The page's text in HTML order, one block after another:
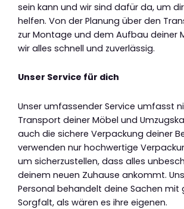
sein kann und wir sind dafür da, um
helfen. Von der Planung über den
zur Montage und dem Aufbau deiner
wir alles schnell und zuverlässig.
Unser Service für dich
Unser umfassender Service umfasst
Transport deiner Möbel und
auch die sichere Verpackung deiner
verwenden nur hochwertige
um sicherzustellen, dass alles
deinem neuen Zuhause ankommt.
Personal behandelt deine Sachen mit
Sorgfalt, als wären es ihre eigenen.